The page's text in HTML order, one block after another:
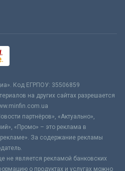
Код ЕГРПОУ: 35506859
на других сайтах разрешается
партнёров», «Актуально»,
«Промо» – это реклама в
За содержание рекламы
не является рекламой банковских
о продуктах и услугах можно